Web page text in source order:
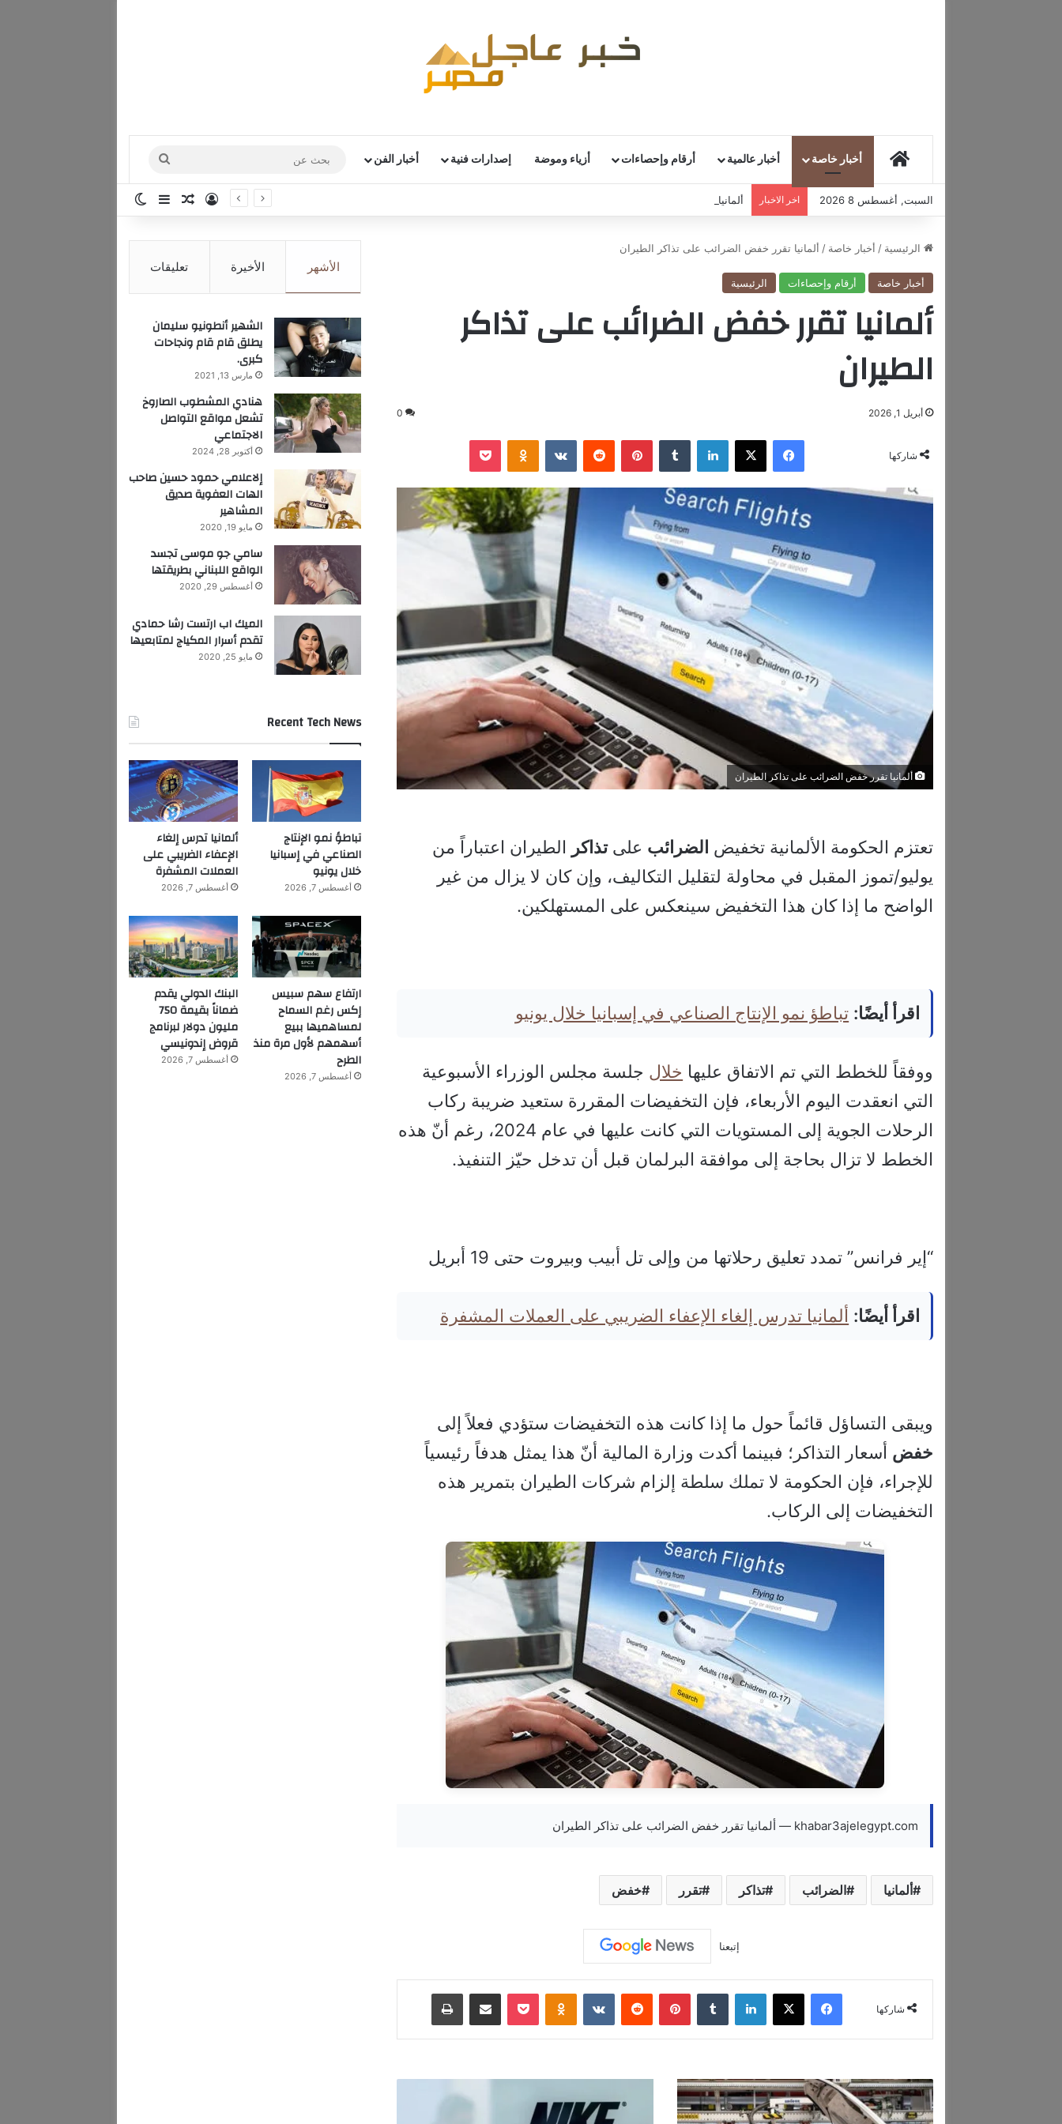
أخبار خاصة أخبار عالمية أرقام وإحصاءات أزياء وموضة إصدارات فنية أخبار الفن
عن
السبت, أغسطس 8 2026 اخر الاخبار ألمانيا تدرس إلغاء الإعفاء الضريبي على العملات المشفرة تسجيل الدخول
مقال عشوائي
إضافة عمود جانبي
الرئيسية / أخبار خاصة / ألمانيا تقرر خفض الضرائب على تذاكر الطيران
أخبار خاصة أرقام وإحصاءات الرئيسية
ألمانيا تقرر خفض الضرائب على تذاكر
الطيران
أبريل 1, 2026 0
شاركها
فيسبوك ‫X لينكدإن ‏Tumblr بينتيريست ‏Reddit
‏VKontakte
Odnoklassniki
‫Pocket
ألمانيا تقرر خفض الضرائب على تذاكر الطيران
تعتزم الحكومة الألمانية تخفيض الضرائب علىتذاكر الطيران اعتباراً من
يوليو/تموز المقبل في محاولة لتقليل التكاليف، وإن كان لا يزال من غير
الواضح ما إذا كان هذا التخفيض سينعكس على المستهلكين.
اقرأ أيضًا: تباطؤ نمو الإنتاج الصناعي في إسبانيا خلال يونيو
ووفقاً للخطط التي تم الاتفاق عليها خلال جلسة مجلس الوزراء الأسبوعية
التي انعقدت اليوم الأربعاء، فإن التخفيضات المقررة ستعيد ضريبة ركاب
الرحلات الجوية إلى المستويات التي كانت عليها في عام 2024، رغم أنّ هذه
الخطط لا تزال بحاجة إلى موافقة البرلمان قبل أن تدخل حيّز التنفيذ.
“إير فرانس” تمدد تعليق رحلاتها من وإلى تل أبيب وبيروت حتى 19 أبريل
اقرأ أيضًا: ألمانيا تدرس إلغاء الإعفاء الضريبي على العملات المشفرة
ويبقى التساؤل قائماً حول ما إذا كانت هذه التخفيضات ستؤدي فعلاً إلى
خفض أسعار التذاكر؛ فبينما أكدت وزارة المالية أنّ هذا يمثل هدفاً رئيسياً
للإجراء، فإن الحكومة لا تملك سلطة إلزام شركات الطيران بتمرير هذه
التخفيضات إلى الركاب.
khabar3ajelegypt.com — ألمانيا تقرر خفض الضرائب على تذاكر الطيران
ألمانيا الضرائب تذاكر تقرر خفض
إتبعنا
شاركها
فيسبوك ‫X لينكدإن ‏Tumblr بينتيريست ‏Reddit
‏VKontakte
Odnoklassniki
‫Pocket مشاركة عبر البريد طباعة
ا
ن
خ
الأشهر الأخيرة تعليقات
الشهير أنطونيو سليمان
يطلق قام قام ونجاحات
كبرى.
مارس 13, 2021
هنادي المشطوب الصاروخ
تشعل مواقع التواصل
الاجتماعي
أكتوبر 28, 2024
إلاعلامي حمود حسين صاحب
الهات العفوية صديق
المشاهير
مايو 19, 2020
سامي جو موسى تجسد
الواقع اللبناني بطريقتها
أغسطس 29, 2020
الميك اب ارتست رشا حمادي
تقدم أسرار المكياج لمتابعيها
مايو 25, 2020
Recent Tech News
تباطؤ نمو الإنتاج
الصناعي في إسبانيا
خلال يونيو
أغسطس 7, 2026
ألمانيا تدرس إلغاء
الإعفاء الضريبي على
العملات المشفرة
أغسطس 7, 2026
ارتفاع سهم سبيس
إكس رغم السماح
لمساهميها ببيع
أسهمهم لأول مرة منذ
الطرح
أغسطس 7, 2026
البنك الدولي يقدم
ضماناً بقيمة 750
مليون دولار لبرنامج
قروض إندونيسي
أغسطس 7, 2026